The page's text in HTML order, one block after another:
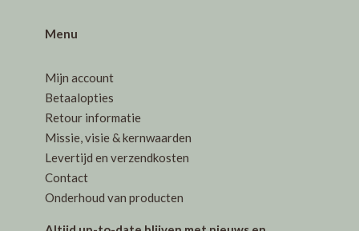
Menu
Mijn account
Betaalopties
Retour informatie
Missie, visie & kernwaarden
Levertijd en verzendkosten
Contact
Onderhoud van producten